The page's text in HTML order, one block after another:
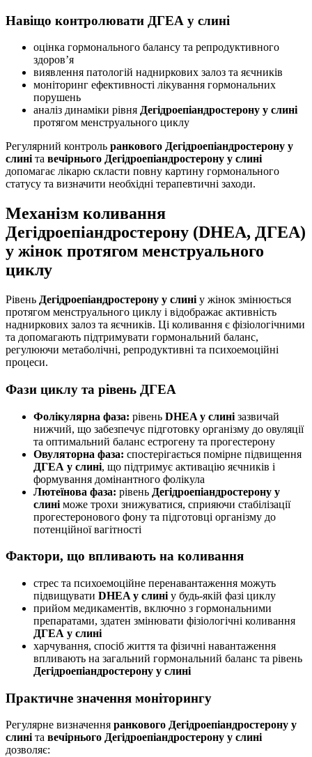
Навіщо контролювати ДГЕА у слині
оцінка гормонального балансу та репродуктивного
здоров’я
виявлення патологій надниркових залоз та яєчників
моніторинг ефективності лікування гормональних
порушень
аналіз динаміки рівня Дегідроепіандростерону у слині
протягом менструального циклу
Регулярний контроль ранкового Дегідроепіандростерону у
слині та вечірнього Дегідроепіандростерону у слині
допомагає лікарю скласти повну картину гормонального
статусу та визначити необхідні терапевтичні заходи.
Механізм коливання
Дегідроепіандростерону (DHEA, ДГЕА)
у жінок протягом менструального
циклу
Рівень Дегідроепіандростерону у слині у жінок змінюється
протягом менструального циклу і відображає активність
надниркових залоз та яєчників. Ці коливання є фізіологічними
та допомагають підтримувати гормональний баланс,
регулюючи метаболічні, репродуктивні та психоемоційні
процеси.
Фази циклу та рівень ДГЕА
Фолікулярна фаза: рівень DHEA у слині зазвичай
нижчий, що забезпечує підготовку організму до овуляції
та оптимальний баланс естрогену та прогестерону
Овуляторна фаза: спостерігається помірне підвищення
ДГЕА у слині, що підтримує активацію яєчників і
формування домінантного фолікула
Лютеїнова фаза: рівень Дегідроепіандростерону у
слині може трохи знижуватися, сприяючи стабілізації
прогестеронового фону та підготовці організму до
потенційної вагітності
Фактори, що впливають на коливання
стрес та психоемоційне перенавантаження можуть
підвищувати DHEA у слині у будь-якій фазі циклу
прийом медикаментів, включно з гормональними
препаратами, здатен змінювати фізіологічні коливання
ДГЕА у слині
харчування, спосіб життя та фізичні навантаження
впливають на загальний гормональний баланс та рівень
Дегідроепіандростерону у слині
Практичне значення моніторингу
Регулярне визначення ранкового Дегідроепіандростерону у
слиніта вечірнього Дегідроепіандростерону у слині
дозволяє: